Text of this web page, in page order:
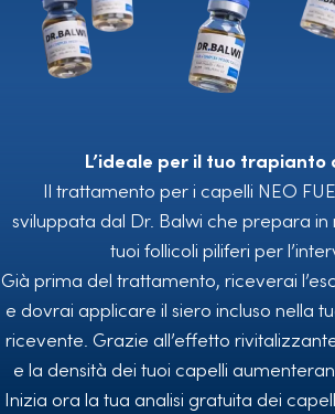
L’ideale per il tuo trapianto
Il trattamento per i capelli NEO
sviluppata dal Dr. Balwi che prepara
tuoi follicoli piliferi per
Già prima del trattamento, riceverai
e dovrai applicare il siero incluso nella
ricevente. Grazie all’effetto
e la densità dei tuoi capelli
Inizia ora la tua analisi gratuita dei